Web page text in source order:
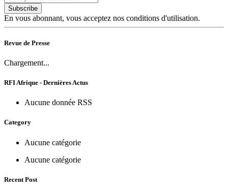
Subscribe
En vous abonnant, vous acceptez nos conditions d'utilisation.
Revue de Presse
Chargement...
RFI Afrique - Dernières Actus
Aucune donnée RSS
Category
Aucune catégorie
Aucune catégorie
Recent Post